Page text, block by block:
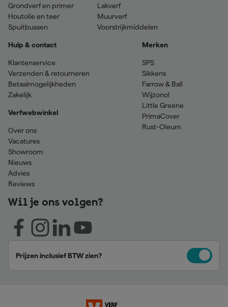
Grondverf en primer
Houtolie en teer
Spuitbussen
Lakverf
Muurverf
Voorstrijkmiddelen
Hulp & contact
Klantenservice
Verzenden & retourneren
Betaalmogelijkheden
Zakelijk
Verfwebwinkel
Over ons
Vacatures
Showroom
Nieuws
Advies
Reviews
Merken
SPS
Sikkens
Farrow & Ball
Wijzonol
Little Greene
PrimaCover
Rust-Oleum
Wil je ons volgen?
Prijzen inclusief BTW zien?